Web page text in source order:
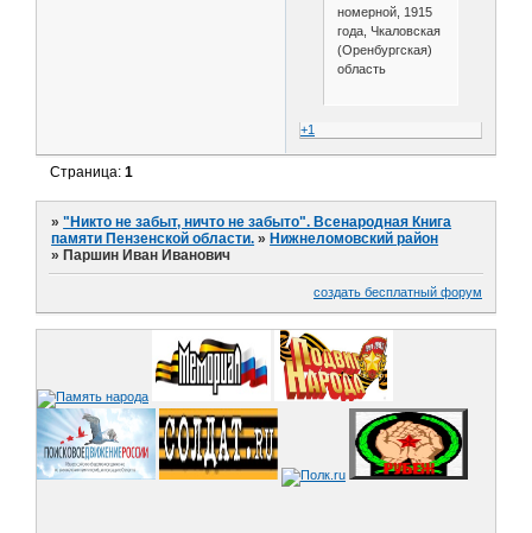
номерной, 1915
года, Чкаловская
(Оренбургская)
область
+1
Страница:1
»"Никто не забыт, ничто не забыто". Всенародная Книга
памяти Пензенской области. »Нижнеломовский район
»Паршин Иван Иванович
создать бесплатный форум